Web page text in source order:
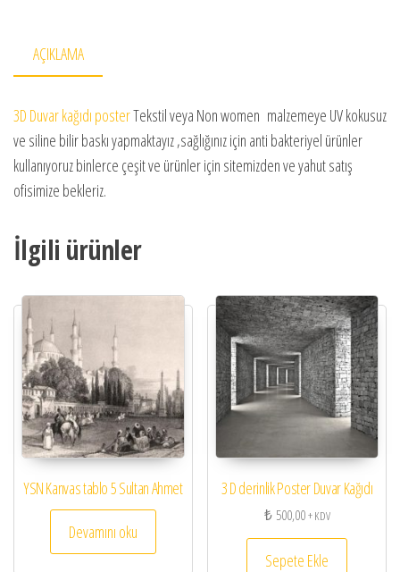
AÇIKLAMA
3D Duvar kağıdı posterTekstil veya Non women malzemeye UV kokusuz
ve siline bilir baskı yapmaktayız ,sağlığınız için anti bakteriyel ürünler
kullanıyoruz binlerce çeşit ve ürünler için sitemizden ve yahut satış
ofisimize bekleriz.
İlgili ürünler
YSN Kanvas tablo 5 Sultan Ahmet
Devamını oku
3 D derinlik Poster Duvar Kağıdı
₺500,00+ KDV
Sepete Ekle